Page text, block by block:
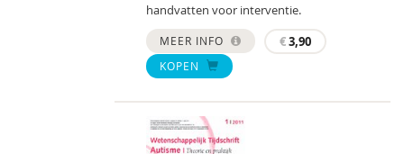
handvatten voor interventie.
MEER INFO €3,90
KOPEN